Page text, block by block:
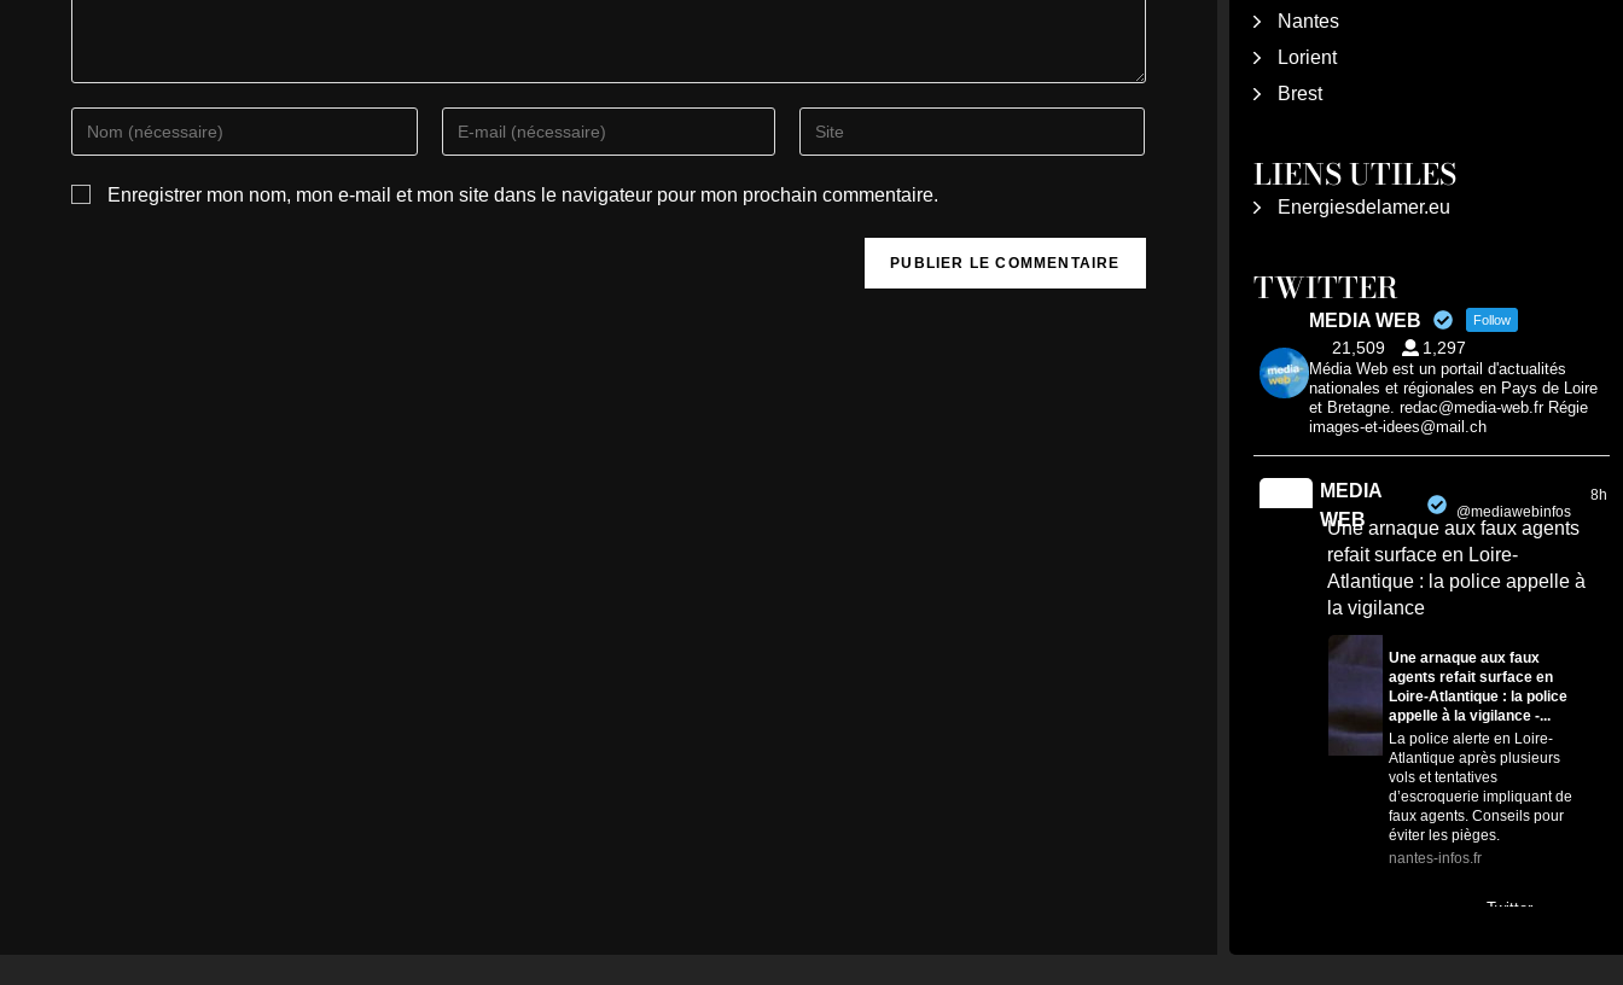
Enregistrer mon nom, mon e-mail et mon site dans le navigateur pour mon prochain commentaire.
Nantes
Lorient
Brest
LIENS UTILES
Energiesdelamer.eu
TWITTER
MEDIA WEB Follow
21,509 1,297
Média Web est un portail d'actualités
nationales et régionales en Pays de Loire
et Bretagne. redac@media-web.fr Régie
images-et-idees@mail.ch
MEDIA
WEB
@mediawebinfos
8h
Une arnaque aux faux agents
refait surface en Loire-
Atlantique : la police appelle à
la vigilance
Une arnaque aux faux
agents refait surface en
Loire-Atlantique : la police
appelle à la vigilance -...
La police alerte en Loire-
Atlantique après plusieurs
vols et tentatives
d’escroquerie impliquant de
faux agents. Conseils pour
éviter les pièges.
nantes-infos.fr
Twitter